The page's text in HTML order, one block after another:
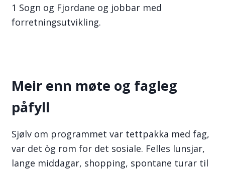
1 Sogn og Fjordane og jobbar med
forretningsutvikling.
Meir enn møte og fagleg
påfyll
Sjølv om programmet var tettpakka med fag,
var det òg rom for det sosiale. Felles lunsjar,
lange middagar, shopping, spontane turar til